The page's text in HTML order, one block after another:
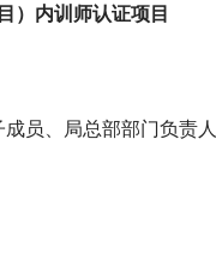
）内训师认证项目
员、局总部部门负责人